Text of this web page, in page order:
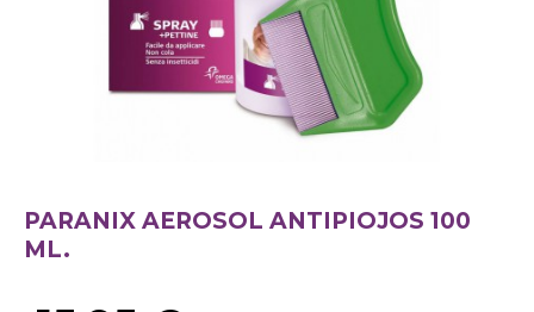
PARANIX AEROSOL ANTIPIOJOS 100
ML.